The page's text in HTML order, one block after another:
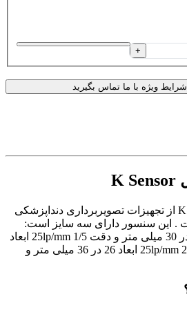
+
ویژه با ما تماس بگیرید
RVG مدل K Sensor از تجهیزات تصویربرداری دنداپزشکی
. این سنسور دارای سه سایز است:
سایز (1_1/5_2) 1 ابعاد 20 در 30 میلی متر و دقت 25lp/mm 1/5 ابعاد
25 در 30 میلی متر و دقت 25lp/mm 2 ابعاد 26 در 36 میلی متر و